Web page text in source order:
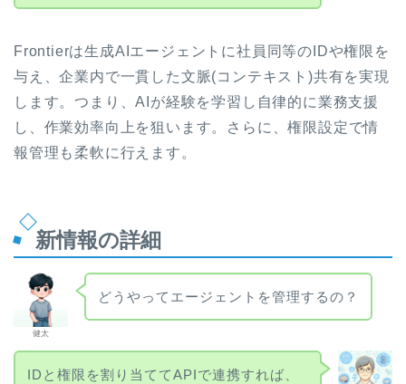
Frontierは生成AIエージェントに社員同等のIDや権限を
与え、企業内で一貫した文脈(コンテキスト)共有を実現
します。つまり、AIが経験を学習し自律的に業務支援
し、作業効率向上を狙います。さらに、権限設定で情
報管理も柔軟に行えます。
新情報の詳細
健太
どうやってエージェントを管理するの？
IDと権限を割り当ててAPIで連携すれば、